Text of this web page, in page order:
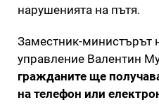
нарушенията на пътя.
Заместник-министърът
управление Валентин
гражданите ще
на телефон или